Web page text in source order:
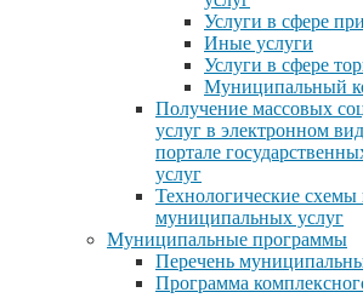
Услуги в сфере
Иные услуги
Услуги в сфере
Муниципальный
Получение массовых
услуг в электронном
портале
услуг
Технологические схемы
муниципальных услуг
Муниципальные программы
Перечень
Программа